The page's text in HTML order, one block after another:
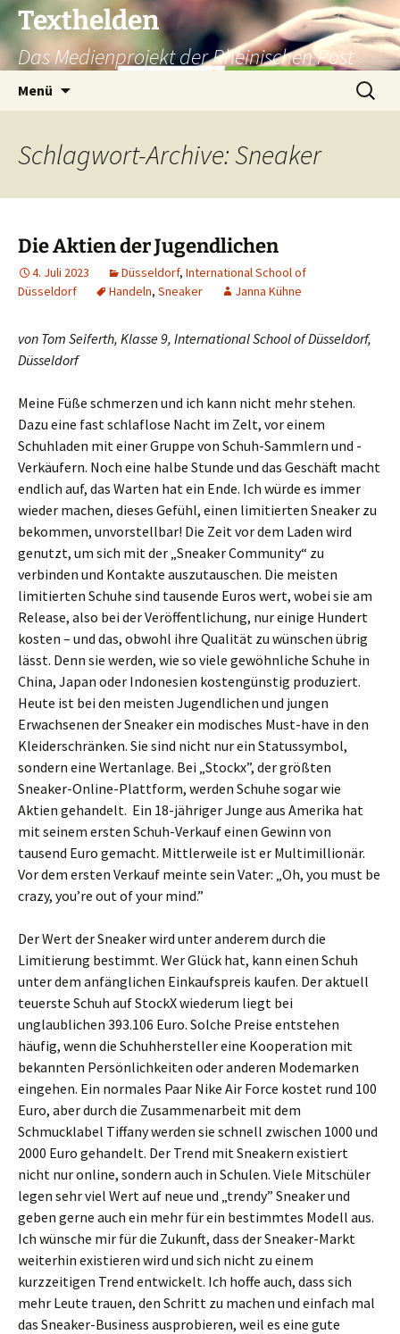
Texthelden
Das Medienprojekt der Rheinischen Post
Menü
Suchen
nach:
Schlagwort-Archive: Sneaker
Die Aktien der Jugendlichen
4. Juli 2023 Düsseldorf, International School of
Düsseldorf
Handeln, Sneaker Janna Kühne
von Tom Seiferth, Klasse 9, International School of Düsseldorf,
Düsseldorf
Meine Füße schmerzen und ich kann nicht mehr stehen.
Dazu eine fast schlaflose Nacht im Zelt, vor einem
Schuhladen mit einer Gruppe von Schuh-Sammlern und -
Verkäufern. Noch eine halbe Stunde und das Geschäft macht
endlich auf, das Warten hat ein Ende. Ich würde es immer
wieder machen, dieses Gefühl, einen limitierten Sneaker zu
bekommen, unvorstellbar! Die Zeit vor dem Laden wird
genutzt, um sich mit der „Sneaker Community“ zu
verbinden und Kontakte auszutauschen. Die meisten
limitierten Schuhe sind tausende Euros wert, wobei sie am
Release, also bei der Veröffentlichung, nur einige Hundert
kosten – und das, obwohl ihre Qualität zu wünschen übrig
lässt. Denn sie werden, wie so viele gewöhnliche Schuhe in
China, Japan oder Indonesien kostengünstig produziert.
Heute ist bei den meisten Jugendlichen und jungen
Erwachsenen der Sneaker ein modisches Must-have in den
Kleiderschränken. Sie sind nicht nur ein Statussymbol,
sondern eine Wertanlage. Bei „Stockx”, der größten
Sneaker-Online-Plattform, werden Schuhe sogar wie
Aktien gehandelt. Ein 18-jähriger Junge aus Amerika hat
mit seinem ersten Schuh-Verkauf einen Gewinn von
tausend Euro gemacht. Mittlerweile ist er Multimillionär.
Vor dem ersten Verkauf meinte sein Vater: „Oh, you must be
crazy, you’re out of your mind.”
Der Wert der Sneaker wird unter anderem durch die
Limitierung bestimmt. Wer Glück hat, kann einen Schuh
unter dem anfänglichen Einkaufspreis kaufen. Der aktuell
teuerste Schuh auf StockX wiederum liegt bei
unglaublichen 393.106 Euro. Solche Preise entstehen
häufig, wenn die Schuhhersteller eine Kooperation mit
bekannten Persönlichkeiten oder anderen Modemarken
eingehen. Ein normales Paar Nike Air Force kostet rund 100
Euro, aber durch die Zusammenarbeit mit dem
Schmucklabel Tiffany werden sie schnell zwischen 1000 und
2000 Euro gehandelt. Der Trend mit Sneakern existiert
nicht nur online, sondern auch in Schulen. Viele Mitschüler
legen sehr viel Wert auf neue und „trendy” Sneaker und
geben gerne auch ein mehr für ein bestimmtes Modell aus.
Ich wünsche mir für die Zukunft, dass der Sneaker-Markt
weiterhin existieren wird und sich nicht zu einem
kurzzeitigen Trend entwickelt. Ich hoffe auch, dass sich
mehr Leute trauen, den Schritt zu machen und einfach mal
das Sneaker-Business ausprobieren, weil es eine gute